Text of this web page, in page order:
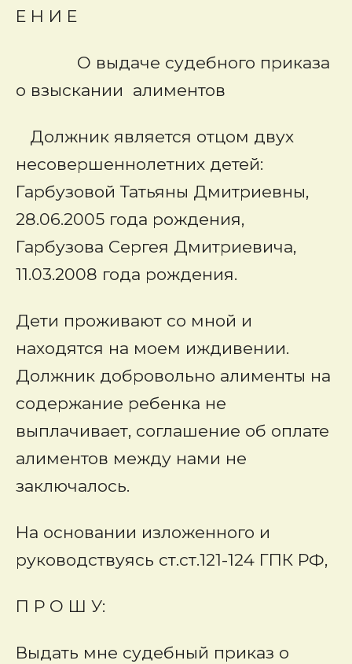
Е Н И Е
О выдаче судебного приказа
о взыскании алиментов
Должник является отцом двух
несовершеннолетних детей:
Гарбузовой Татьяны Дмитриевны,
28.06.2005 года рождения,
Гарбузова Сергея Дмитриевича,
11.03.2008 года рождения.
Дети проживают со мной и
находятся на моем иждивении.
Должник добровольно алименты на
содержание ребенка не
выплачивает, соглашение об оплате
алиментов между нами не
заключалось.
На основании изложенного и
руководствуясь ст.ст.121-124 ГПК РФ,
П Р О Ш У:
Выдать мне судебный приказ о